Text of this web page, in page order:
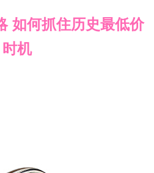
如何抓住历史最低价
时机